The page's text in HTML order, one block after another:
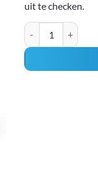
uit te checken.
Hoes Transparant